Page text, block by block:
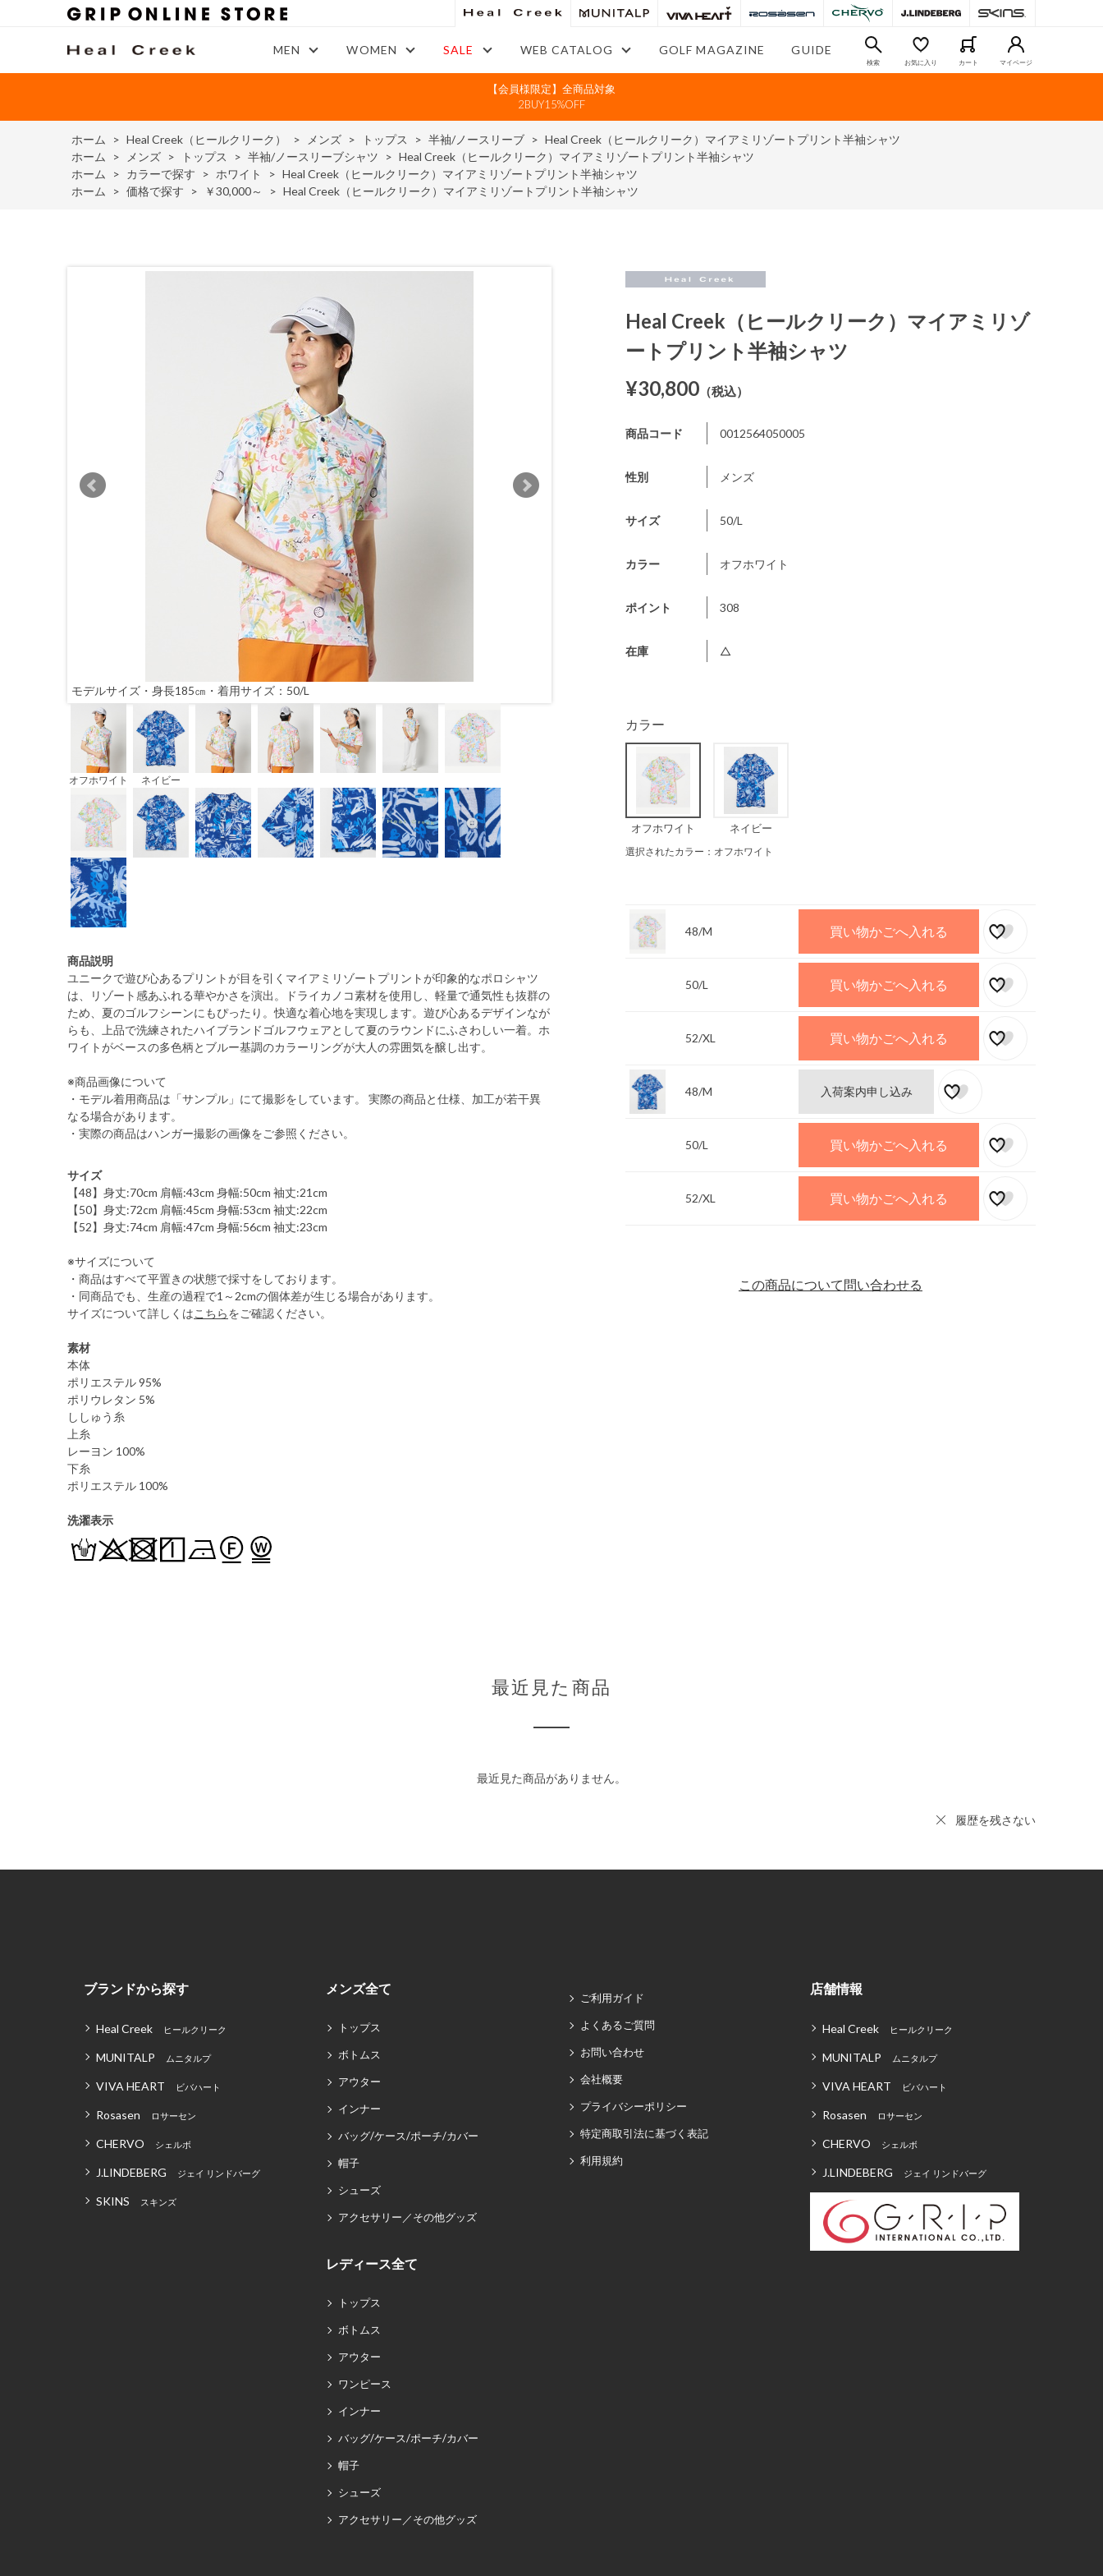
MEN WOMEN SALE WEB CATALOG GOLF MAGAZINE GUIDE
検索 お気に入り カート マイページ
【会員様限定】全商品対象
2BUY15%OFF
ホーム > Heal Creek（ヒールクリーク） > メンズ > トップス > 半袖/ノースリーブ > Heal Creek（ヒールクリーク）マイアミリゾートプリント半袖シャツ
ホーム
> メンズ > トップス > 半袖/ノースリーブシャツ > Heal Creek（ヒールクリーク）マイアミリゾートプリント半袖シャツ
ホーム
> カラーで探す > ホワイト > Heal Creek（ヒールクリーク）マイアミリゾートプリント半袖シャツ
ホーム
> 価格で探す > ￥30,000～ > Heal Creek（ヒールクリーク）マイアミリゾートプリント半袖シャツ
モデルサイズ・身長185㎝・着用サイズ：50/L
オフホワイト ネイビー
商品説明
ユニークで遊び心あるプリントが目を引くマイアミリゾートプリントが印象的なポロシャツ
は、リゾート感あふれる華やかさを演出。ドライカノコ素材を使用し、軽量で通気性も抜群の
ため、夏のゴルフシーンにもぴったり。快適な着心地を実現します。遊び心あるデザインなが
らも、上品で洗練されたハイブランドゴルフウェアとして夏のラウンドにふさわしい一着。ホ
ワイトがベースの多色柄とブルー基調のカラーリングが大人の雰囲気を醸し出す。
※商品画像について
・モデル着用商品は「サンプル」にて撮影をしています。 実際の商品と仕様、加工が若干異
なる場合があります。
・実際の商品はハンガー撮影の画像をご参照ください。
サイズ
【48】身丈:70cm 肩幅:43cm 身幅:50cm 袖丈:21cm
【50】身丈:72cm 肩幅:45cm 身幅:53cm 袖丈:22cm
【52】身丈:74cm 肩幅:47cm 身幅:56cm 袖丈:23cm
※サイズについて
・商品はすべて平置きの状態で採寸をしております。
・同商品でも、生産の過程で1～2cmの個体差が生じる場合があります。
サイズについて詳しくはこちらをご確認ください。
素材
本体
ポリエステル 95%
ポリウレタン 5%
ししゅう糸
上糸
レーヨン 100%
下糸
ポリエステル 100%
洗濯表示
Heal Creek（ヒールクリーク）マイアミリゾ
ートプリント半袖シャツ
¥30,800 （税込）
商品コード 0012564050005
性別 メンズ
サイズ 50/L
カラー オフホワイト
ポイント 308
在庫 △
カラー
オフホワイト ネイビー
選択されたカラー：オフホワイト
48/M 買い物かごへ入れる
50/L 買い物かごへ入れる
52/XL 買い物かごへ入れる
48/M 入荷案内申し込み
50/L 買い物かごへ入れる
52/XL 買い物かごへ入れる
この商品について問い合わせる
最近見た商品
最近見た商品がありません。
履歴を残さない
ブランドから探す
Heal Creek ヒールクリーク
MUNITALP ムニタルプ
VIVA HEART ビバハート
Rosasen ロサーセン
CHERVO シェルボ
J.LINDEBERG ジェイ リンドバーグ
SKINS スキンズ
メンズ全て
トップス
ボトムス
アウター
インナー
バッグ/ケース/ポーチ/カバー
帽子
シューズ
アクセサリー／その他グッズ
レディース全て
トップス
ボトムス
アウター
ワンピース
インナー
バッグ/ケース/ポーチ/カバー
帽子
シューズ
アクセサリー／その他グッズ
ご利用ガイド
よくあるご質問
お問い合わせ
会社概要
プライバシーポリシー
特定商取引法に基づく表記
利用規約
店舗情報
Heal Creek ヒールクリーク
MUNITALP ムニタルプ
VIVA HEART ビバハート
Rosasen ロサーセン
CHERVO シェルボ
J.LINDEBERG ジェイ リンドバーグ